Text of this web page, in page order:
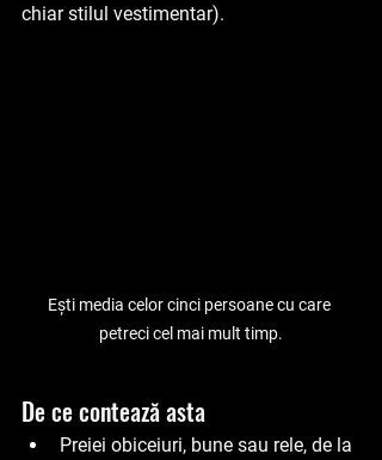
chiar stilul vestimentar).
Ești media celor cinci persoane cu care
petreci cel mai mult timp.
De ce contează asta
Preiei obiceiuri, bune sau rele, de la